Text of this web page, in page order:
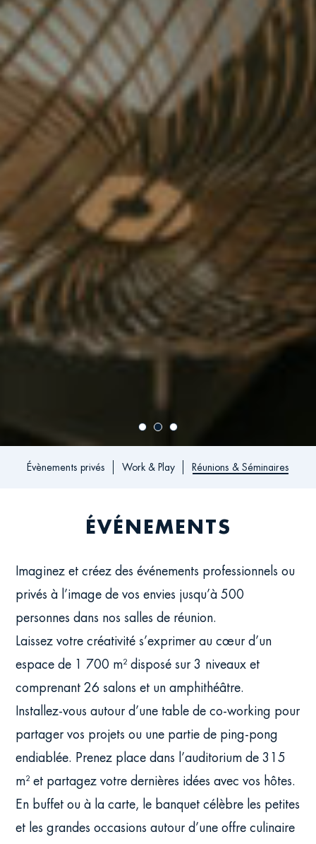
Évènements privés Work & Play Réunions & Séminaires
ÉVÉNEMENTS
Imaginez et créez des événements professionnels ou
privés à l’image de vos envies jusqu’à 500
personnes dans nos salles de réunion.
Laissez votre créativité s’exprimer au cœur d’un
espace de 1 700 m² disposé sur 3 niveaux et
comprenant 26 salons et un amphithéâtre.
Installez-vous autour d’une table de co-working pour
partager vos projets ou une partie de ping-pong
endiablée. Prenez place dans l’auditorium de 315
m² et partagez votre dernières idées avec vos hôtes.
En buffet ou à la carte, le banquet célèbre les petites
et les grandes occasions autour d’une offre culinaire